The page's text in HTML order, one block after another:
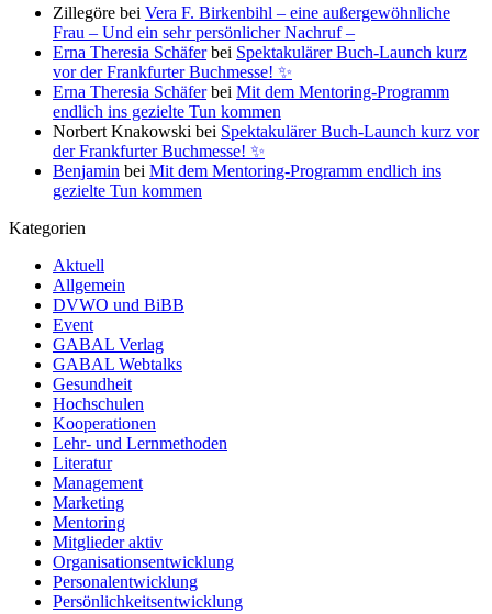
Zillegöre bei Vera F. Birkenbihl – eine außergewöhnliche
Frau – Und ein sehr persönlicher Nachruf –
Erna Theresia Schäferbei Spektakulärer Buch-Launch kurz
vor der Frankfurter Buchmesse! ✨
Erna Theresia Schäferbei Mit dem Mentoring-Programm
endlich ins gezielte Tun kommen
Norbert Knakowski bei Spektakulärer Buch-Launch kurz vor
der Frankfurter Buchmesse! ✨
Benjamin bei Mit dem Mentoring-Programm endlich ins
gezielte Tun kommen
Kategorien
Aktuell
Allgemein
DVWO und BiBB
Event
GABAL Verlag
GABAL Webtalks
Gesundheit
Hochschulen
Kooperationen
Lehr- und Lernmethoden
Literatur
Management
Marketing
Mentoring
Mitglieder aktiv
Organisationsentwicklung
Personalentwicklung
Persönlichkeitsentwicklung